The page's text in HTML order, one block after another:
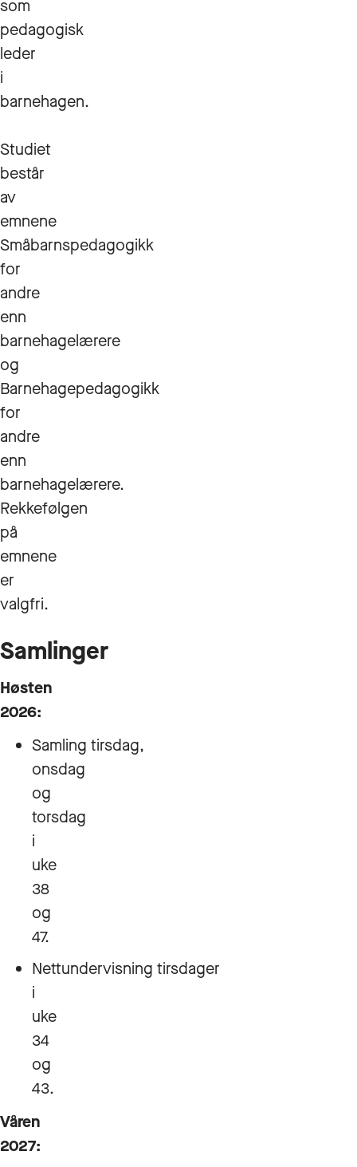
som
pedagogisk
leder
i
barnehagen.
Studiet
består
av
emnene
Småbarnspedagogikk
for
andre
enn
barnehagelærere
og
Barnehagepedagogikk
for
andre
enn
barnehagelærere.
Rekkefølgen
på
emnene
er
valgfri.
Samlinger
Høsten
2026:
Samling tirsdag,
onsdag
og
torsdag
i
uke
38
og
47.
Nettundervisning tirsdager
i
uke
34
og
43.
Våren
2027: